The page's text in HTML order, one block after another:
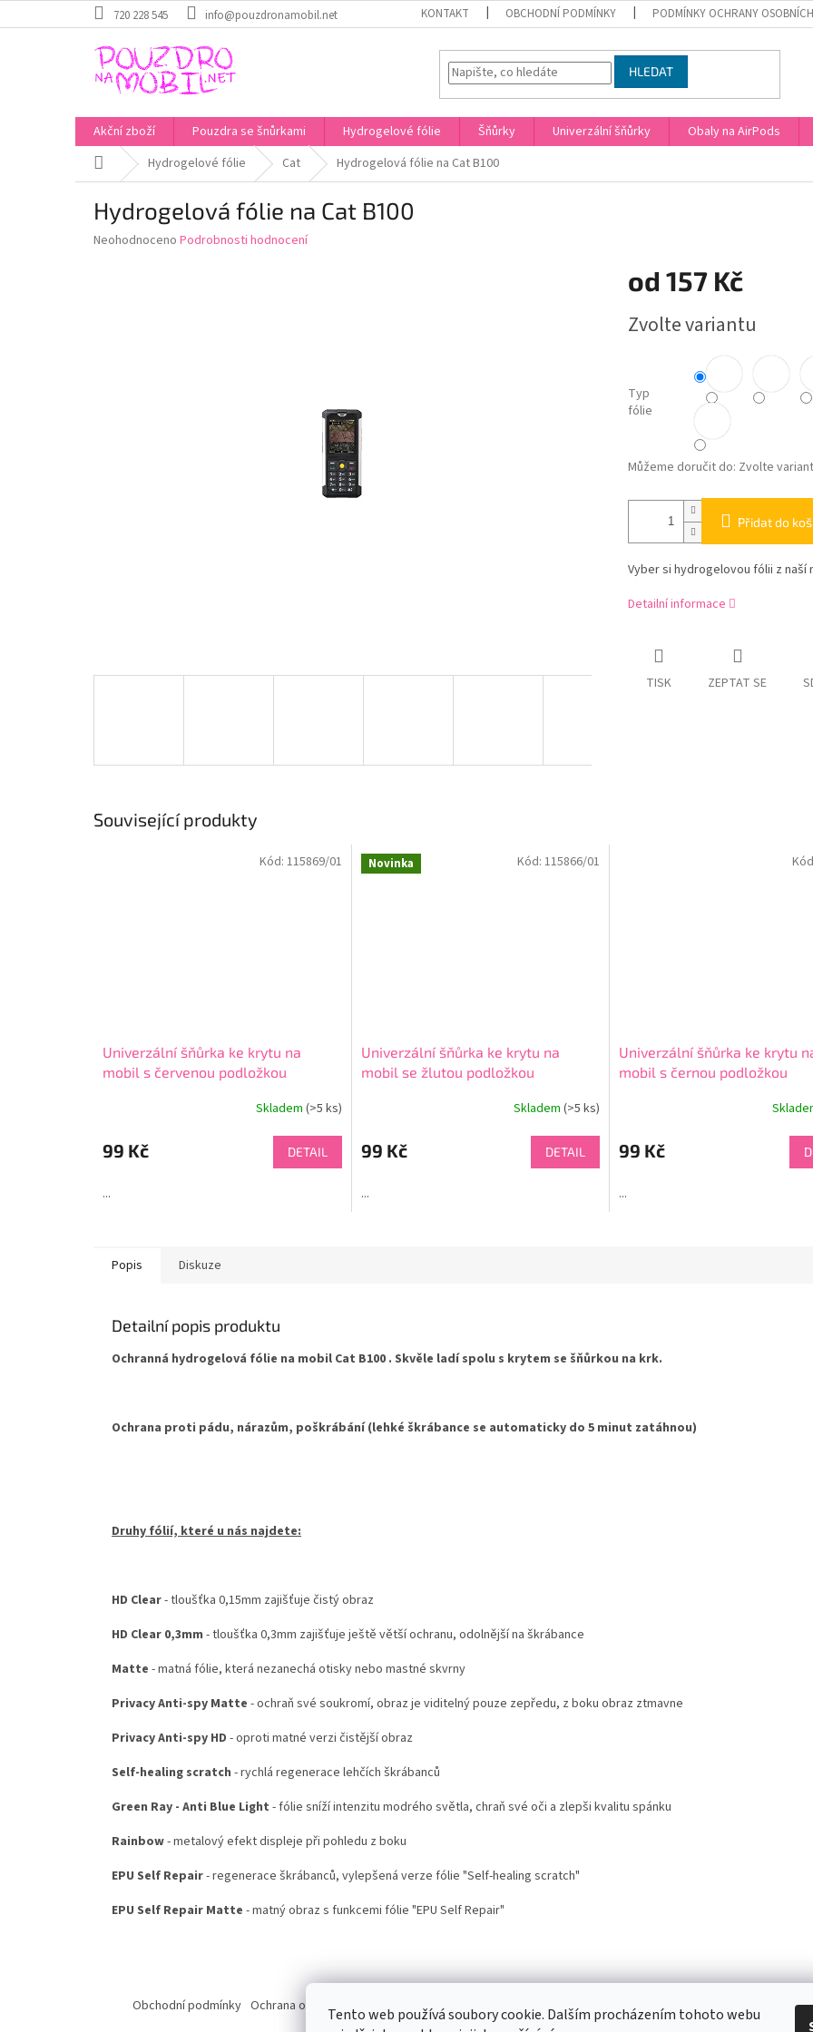
Tento web používá soubory cookie. Dalším procházením tohoto webu
na
720 228 545 info@pouzdronamobil.net KONTAKT OBCHODNÍ PODMÍNKY PODMÍNKY OCHRANY OSOBNÍCH
HLEDAT
Akční zboží Pouzdra se šnůrkami Hydrogelové fólie Šňůrky Univerzální šňůrky Obaly na AirPods
Domů Hydrogelové fólie Cat Hydrogelová fólie na Cat B100
Hydrogelová fólie na Cat B100
Průměrné
Neohodnoceno Podrobnosti hodnocení
od 157 Kč
cena:
Zvolte variantu
Typ
fólie
Můžeme doručit do: Zvolte
Přidat do
Vyber si hydrogelovou fólii z naší
Detailní informace
TISK ZEPTAT SE
Související produkty
Univerzální šňůrka ke krytu na
mobil s červenou podložkou
produktu
je
z
Skladem (>5 ks)
99 Kč DETAIL
...
Kód: 115869/01 Novinka
Univerzální šňůrka ke krytu na
mobil se žlutou podložkou
Skladem (>5 ks)
99 Kč DETAIL
...
Kód: 115866/01
Univerzální šňůrka ke krytu
mobil s černou podložkou
99 Kč
...
Popis Diskuze
Detailní popis produktu
Ochranná hydrogelová fólie na mobil Cat B100 . Skvěle ladí spolu s krytem se šňůrkou na krk.
Ochrana proti pádu, nárazům, poškrábání (lehké škrábance se automaticky do 5 minut zatáhnou)
Druhy fólií, které u nás najdete:
HD Clear- tloušťka 0,15mm zajišťuje čistý obraz
HD Clear 0,3mm - tloušťka 0,3mm zajišťuje ještě větší ochranu, odolnější na škrábance
Matte - matná fólie, která nezanechá otisky nebo mastné skvrny
Privacy Anti-spy Matte - ochraň své soukromí, obraz je viditelný pouze zepředu, z boku obraz ztmavne
Privacy Anti-spy HD - oproti matné verzi čistější obraz
Self-healing scratch - rychlá regenerace lehčích škrábanců
Green Ray - Anti Blue Light - fólie sníží intenzitu modrého světla, chraň své oči a zlepši kvalitu spánku
Rainbow- metalový efekt displeje při pohledu z boku
EPU Self Repair- regenerace škrábanců, vylepšená verze fólie "Self-healing scratch"
EPU Self Repair Matte - matný obraz s funkcemi fólie "EPU Self Repair"
Obchodní podmínky Ochrana osobních údajů Odstoupení od smlouvy Doprava Kontakt Proč nosit mobil s krytem na